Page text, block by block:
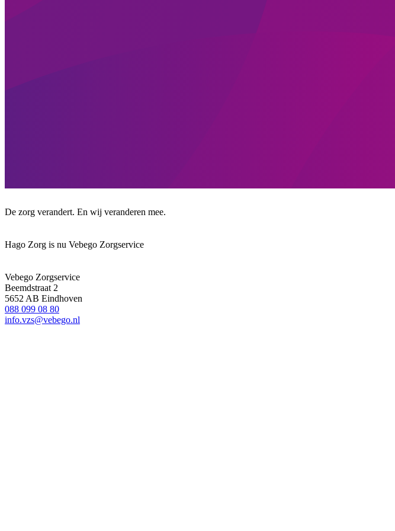
De zorg verandert. En wij veranderen mee.
Hago Zorg is nu Vebego Zorgservice
Vebego Zorgservice
Beemdstraat 2
5652 AB Eindhoven
088 099 08 80
info.vzs@vebego.nl